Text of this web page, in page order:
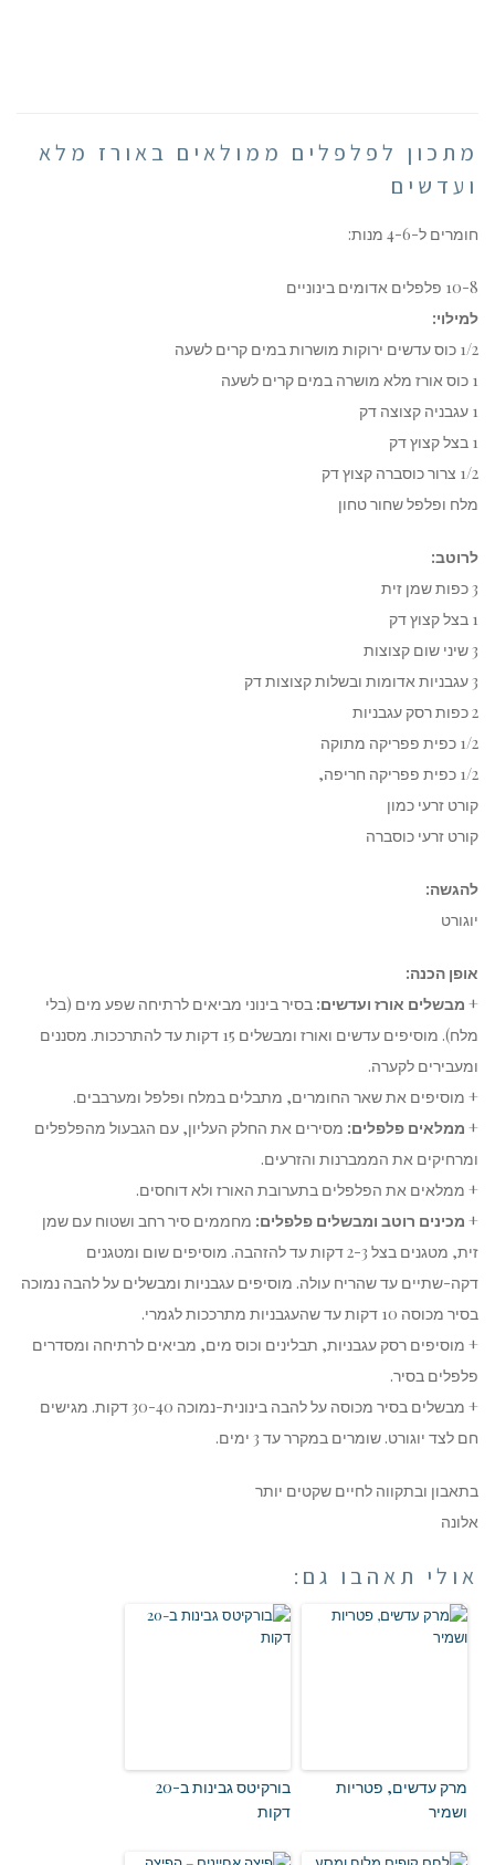
מתכון לפלפלים ממולאים באורז מלא
ועדשים
חומרים ל-4-6 מנות:
10-8 פלפלים אדומים בינוניים
למילוי:
1/2 כוס עדשים ירוקות מושרות במים קרים לשעה
1 כוס אורז מלא מושרה במים קרים לשעה
1 עגבניה קצוצה דק
1 בצל קצוץ דק
1/2 צרור כוסברה קצוץ דק
מלח ופלפל שחור טחון
לרוטב:
3 כפות שמן זית
1 בצל קצוץ דק
3 שיני שום קצוצות
3 עגבניות אדומות ובשלות קצוצות דק
2 כפות רסק עגבניות
1/2 כפית פפריקה מתוקה
1/2 כפית פפריקה חריפה,
קורט זרעי כמון
קורט זרעי כוסברה
להגשה:
יוגורט
אופן הכנה:
+ מבשלים אורז ועדשים: בסיר בינוני מביאים לרתיחה שפע מים (בלי
מלח). מוסיפים עדשים ואורז ומבשלים 15 דקות עד להתרככות. מסננים
ומעבירים לקערה.
+ מוסיפים את שאר החומרים, מתבלים במלח ופלפל ומערבבים.
+ ממלאים פלפלים: מסירים את החלק העליון, עם הגבעול מהפלפלים
ומרחיקים את הממברנות והזרעים.
+ ממלאים את הפלפלים בתערובת האורז ולא דוחסים.
+ מכינים רוטב ומבשלים פלפלים: מחממים סיר רחב ושטוח עם שמן
זית, מטגנים בצל 2-3 דקות עד להזהבה. מוסיפים שום ומטגנים
דקה-שתיים עד שהריח עולה. מוסיפים עגבניות ומבשלים על להבה נמוכה
בסיר מכוסה 10 דקות עד שהעגבניות מתרככות לגמרי.
+ מוסיפים רסק עגבניות, תבלינים וכוס מים, מביאים לרתיחה ומסדרים
פלפלים בסיר.
+ מבשלים בסיר מכוסה על להבה בינונית-נמוכה 30-40 דקות. מגישים
חם לצד יוגורט. שומרים במקרר עד 3 ימים.
בתאבון ובתקווה לחיים שקטים יותר
אלונה
אולי תאהבו גם:
מרק עדשים, פטריות
ושמיר
בורקיטס גבינות ב-20
דקות